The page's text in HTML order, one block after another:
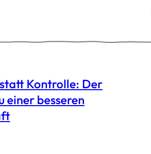
Kontrolle: Der
einer besseren